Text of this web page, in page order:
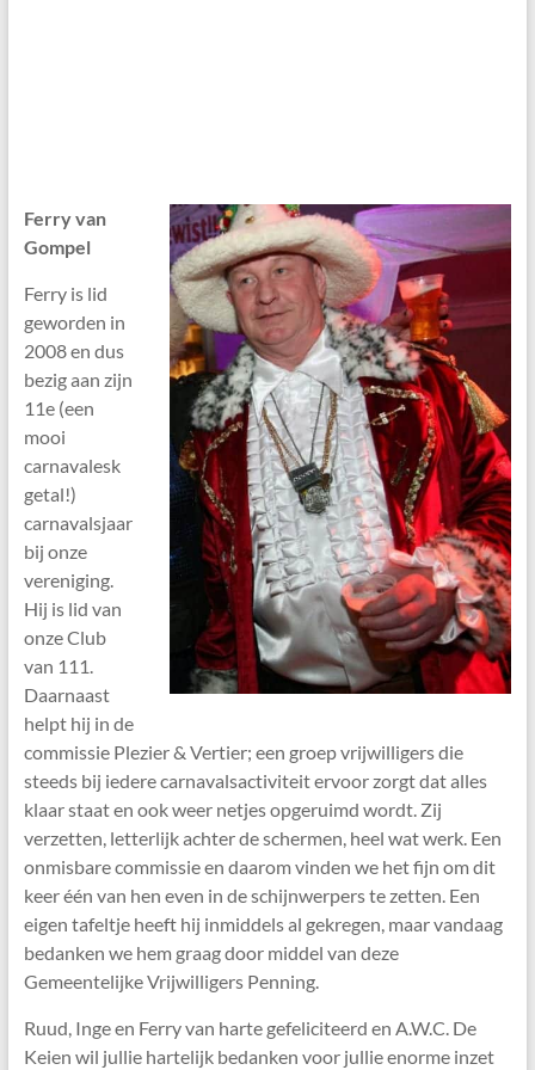
Ferry van
Gompel
Ferry is lid
geworden in
2008 en dus
bezig aan zijn
11e (een
mooi
carnavalesk
getal!)
carnavalsjaar
bij onze
vereniging.
Hij is lid van
onze Club
van 111.
Daarnaast
helpt hij in de
commissie Plezier & Vertier; een groep vrijwilligers die
steeds bij iedere carnavalsactiviteit ervoor zorgt dat alles
klaar staat en ook weer netjes opgeruimd wordt. Zij
verzetten, letterlijk achter de schermen, heel wat werk. Een
onmisbare commissie en daarom vinden we het fijn om dit
keer één van hen even in de schijnwerpers te zetten. Een
eigen tafeltje heeft hij inmiddels al gekregen, maar vandaag
bedanken we hem graag door middel van deze
Gemeentelijke Vrijwilligers Penning.
Ruud, Inge en Ferry van harte gefeliciteerd en A.W.C. De
Keien wil jullie hartelijk bedanken voor jullie enorme inzet